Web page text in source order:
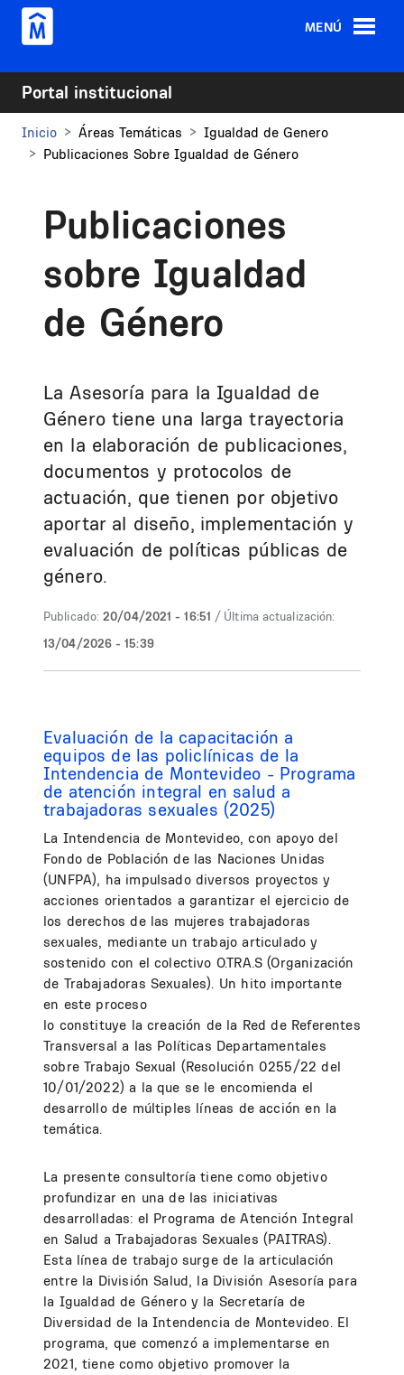
Pasar al contenido principal
MENÚ
Portal institucional
Inicio Áreas Temáticas
Igualdad de Genero
Publicaciones Sobre Igualdad de Género
Publicaciones
sobre Igualdad
de Género
La Asesoría para la Igualdad de
Género tiene una larga trayectoria
en la elaboración de publicaciones,
documentos y protocolos de
actuación, que tienen por objetivo
aportar al diseño, implementación y
evaluación de políticas públicas de
género.
Publicado: 20/04/2021 - 16:51 / Última actualización:
13/04/2026 - 15:39
Evaluación de la capacitación a
equipos de las policlínicas de la
Intendencia de Montevideo - Programa
de atención integral en salud a
trabajadoras sexuales (2025)
La Intendencia de Montevideo, con apoyo del
Fondo de Población de las Naciones Unidas
(UNFPA), ha impulsado diversos proyectos y
acciones orientados a garantizar el ejercicio de
los derechos de las mujeres trabajadoras
sexuales, mediante un trabajo articulado y
sostenido con el colectivo O.TRA.S (Organización
de Trabajadoras Sexuales). Un hito importante
en este proceso
lo constituye la creación de la Red de Referentes
Transversal a las Políticas Departamentales
sobre Trabajo Sexual (Resolución 0255/22 del
10/01/2022) a la que se le encomienda el
desarrollo de múltiples líneas de acción en la
temática.
La presente consultoría tiene como objetivo
profundizar en una de las iniciativas
desarrolladas: el Programa de Atención Integral
en Salud a Trabajadoras Sexuales (PAITRAS).
Esta línea de trabajo surge de la articulación
entre la División Salud, la División Asesoría para
la Igualdad de Género y la Secretaría de
Diversidad de la Intendencia de Montevideo. El
programa, que comenzó a implementarse en
2021, tiene como objetivo promover la